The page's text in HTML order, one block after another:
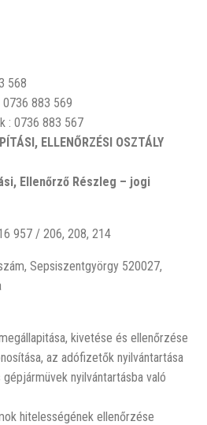
568
883 569
: 0736 883 567
ELLENŐRZÉSI OSZTÁLY
Ellenőrző Részleg – jogi
957 / 206, 208, 214
Sepsiszentgyörgy 520027,
kivetése és ellenőrzése
az adófizetők nyilvántartása
nyilvántartásba való
hitelességének ellenőrzése